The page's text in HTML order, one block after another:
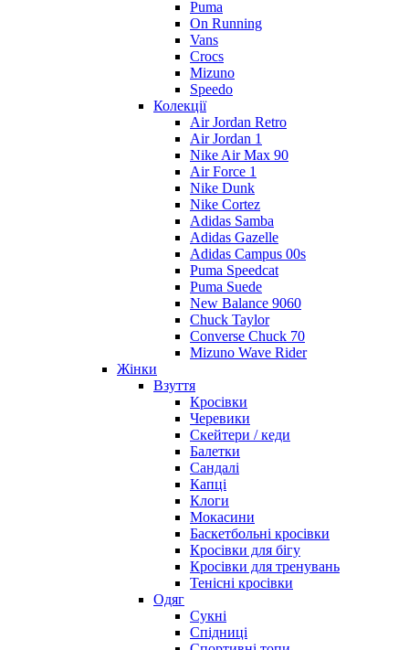
Puma
On Running
Vans
Crocs
Mizuno
Speedo
Колекції
Air Jordan Retro
Air Jordan 1
Nike Air Max 90
Air Force 1
Nike Dunk
Nike Cortez
Adidas Samba
Adidas Gazelle
Adidas Campus 00s
Puma Speedcat
Puma Suede
New Balance 9060
Chuck Taylor
Converse Chuck 70
Mizuno Wave Rider
Жінки
Взуття
Кросівки
Черевики
Скейтери / кеди
Балетки
Сандалі
Капці
Клоги
Мокасини
Баскетбольні кросівки
Кросівки для бігу
Кросівки для тренувань
Тенісні кросівки
Одяг
Сукні
Спідниці